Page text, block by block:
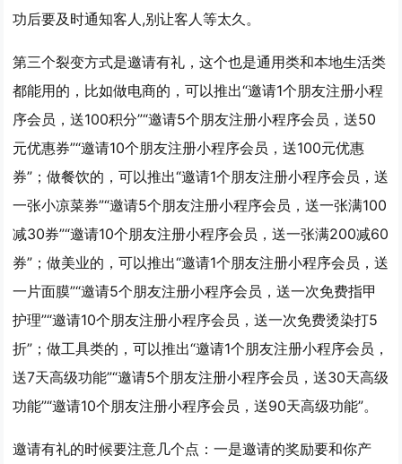
功后要及时通知客人,别让客人等太久。
第三个裂变方式是邀请有礼 ，这个也是通用类和本地生活类
都能用的，比如做电商的，可以推出“邀请1个朋友注册小程
序会员，送100积分”“邀请5个朋友注册小程序会员，送50
元优惠券”“邀请10个朋友注册小程序会员，送100元优惠
券”；做餐饮的，可以推出“邀请1个朋友注册小程序会员，送
一张小凉菜券”“邀请5个朋友注册小程序会员，送一张满100
减30券”“邀请10个朋友注册小程序会员，送一张满200减60
券”；做美业的，可以推出“邀请1个朋友注册小程序会员，送
一片面膜”“邀请5个朋友注册小程序会员，送一次免费指甲
护理”“邀请10个朋友注册小程序会员，送一次免费烫染打5
折”；做工具类的，可以推出“邀请1个朋友注册小程序会员，
送7天高级功能”“邀请5个朋友注册小程序会员，送30天高级
功能”“邀请10个朋友注册小程序会员，送90天高级功能”。
邀请有礼的时候要注意几个点：一是邀请的奖励要和你产